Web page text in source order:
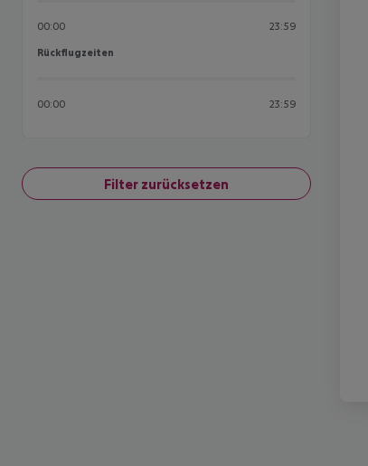
00:00 23:59
Rückflugzeiten
Rückflugzeiten
00:00 23:59
Filter zurücksetzen